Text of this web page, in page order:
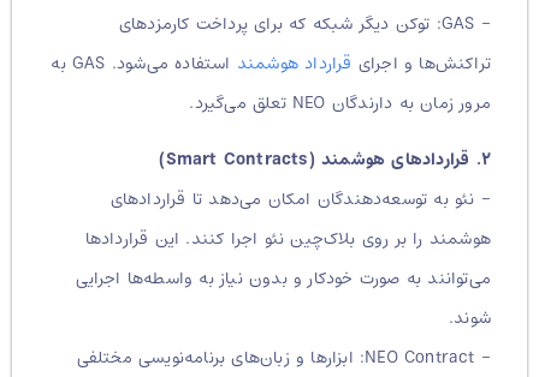
– GAS: توکن دیگر شبکه که برای پرداخت کارمزدهای
تراکنش‌ها و اجرایقرارداد هوشمند
استفاده می‌شود. GAS به
مرور زمان به دارندگان NEO تعلق می‌گیرد.
– نئو به توسعه‌دهندگان امکان می‌دهد تا قراردادهای
هوشمند را بر روی بلاک‌چین نئو اجرا کنند. این قراردادها
می‌توانند به صورت خودکار و بدون نیاز به واسطه‌ها اجرایی
شوند.
– NEO Contract: ابزارها و زبان‌های برنامه‌نویسی مختلفی